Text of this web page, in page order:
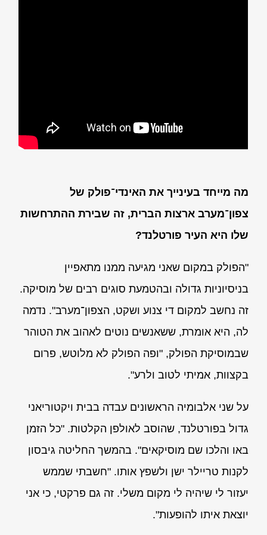
מה מייחד בעינייך את האינדי־פולק של
צפון־מערב ארצות הברית, זה שבירת ההתרחשות
שלו היא העיר פורטלנד?
"הפולק במקום שאני מגיעה ממנו מתאפיין
בניסיוניות גדולה ובהטמעת סוגים רבים של מוסיקה.
זה נחשב למקום די צנוע ושקט, הצפון־מערב". נדמה
לה, היא אומרת, ששאנשים נוטים לאהוב את הטוהר
שבמוסיקת הפולק, "ופה הפולק לא מלוטש, פרום
בקצוות, אמיתי לטוב ולרע".
על שני אלבומיה הראשונים עבדה בבית ויקטוריאני
גדול בפורטלנד, שהוסב לאולפן הקלטות. "כל הזמן
באו והלכו שם מוסיקאים". בהמשך החליטה גיבסון
לקנות טריילר ישן ולשפץ אותו. "חשבתי שממש
יעזור לי שיהיה לי מקום משלי. זה גם פרקטי, כי אני
יוצאת איתו להופעות".